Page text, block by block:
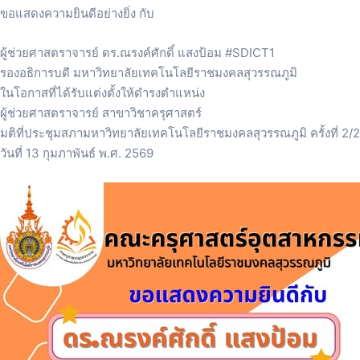
ขอแสดงความยินดีอย่างยิ่ง กับ
ผู้ช่วยศาสตราจารย์ ดร.ณรงค์ศักดิ์ แสงป้อม #SDICT1
รองอธิการบดี มหาวิทยาลัยเทคโนโลยีราชมงคลสุวรรณภูมิ
ในโอกาสที่ได้รับแต่งตั้งให้ดำรงตำแหน่ง
ผู้ช่วยศาสตราจารย์ สาขาวิชาครุศาสตร์
มติที่ประชุมสภามหาวิทยาลัยเทคโนโลยีราชมงคลสุวรรณภูมิ ครั้งที่ 2/
วันที่ 13 กุมภาพันธ์ พ.ศ. 2569